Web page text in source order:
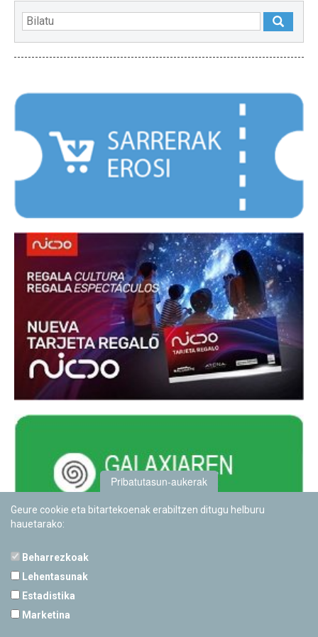
Pribatutasun-aukerak
Geure cookie eta bitartekoenak erabiltzen ditugu helburu
hauetarako:
Beharrezkoak
Lehentasunak
Estadistika
Marketina